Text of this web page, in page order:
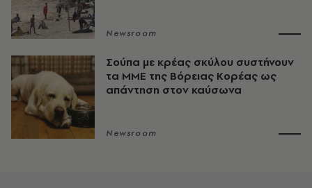
Newsroom
Σούπα με κρέας σκύλου συστήνουν
τα ΜΜΕ της Βόρειας Κορέας ως
απάντηση στον καύσωνα
Newsroom